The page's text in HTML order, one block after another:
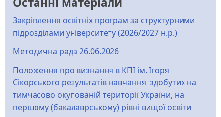
Закріплення освітніх програм за структурними
підрозділами університету (2026/2027 н.р.)
Методична рада 26.06.2026
Положення про визнання в КПІ ім. Ігоря
Сікорського результатів навчання, здобутих на
тимчасово окупованій території України, на
першому (бакалаврському) рівні вищої освіти